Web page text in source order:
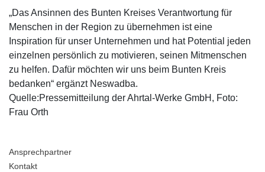
„Das Ansinnen des Bunten Kreises Verantwortung für
Menschen in der Region zu übernehmen ist eine
Inspiration für unser Unternehmen und hat Potential jeden
einzelnen persönlich zu motivieren, seinen Mitmenschen
zu helfen. Dafür möchten wir uns beim Bunten Kreis
bedanken“ ergänzt Neswadba.
Quelle:Pressemitteilung der Ahrtal-Werke GmbH, Foto:
Frau Orth
Ansprechpartner
Kontakt